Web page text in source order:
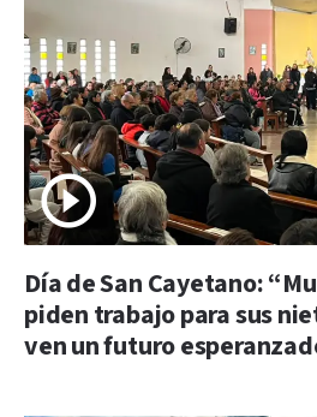
Día de San Cayetano:
piden trabajo para sus
ven un futuro